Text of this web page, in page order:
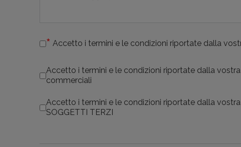
Accetto i termini e le condizioni riportate dalla
Accetto i termini e le condizioni riportate dalla vostra
commerciali
Accetto i termini e le condizioni riportate dalla vostra
SOGGETTI TERZI